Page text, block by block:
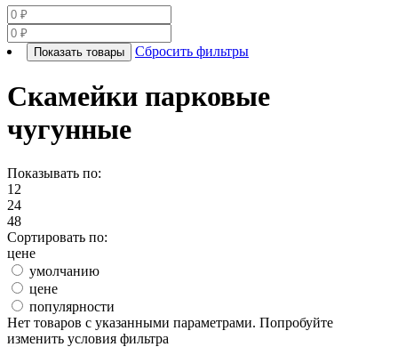
Показать товары Сбросить фильтры
Скамейки парковые
чугунные
Показывать по:
12
24
48
Сортировать по:
цене
умолчанию
цене
популярности
Нет товаров с указанными параметрами. Попробуйте
изменить условия фильтра